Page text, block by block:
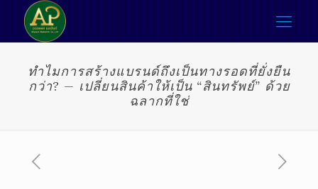
ทำไมการสร้างแบรนด์ถึงเป็นทางรอดที่ยั่งยืน
กว่า? — เปลี่ยนสินค้าให้เป็น “สินทรัพย์” ด้วย
ฉลากที่ใช่